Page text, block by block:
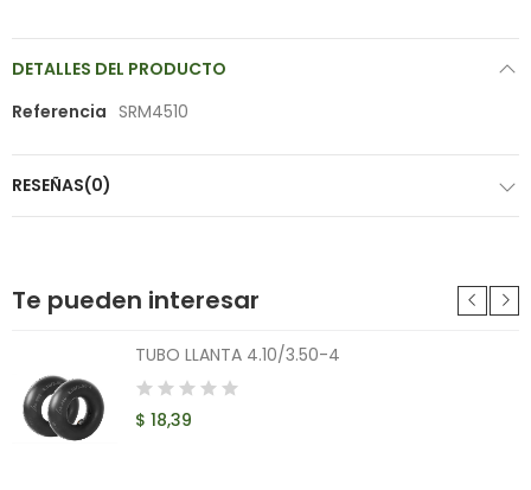
DETALLES DEL PRODUCTO
Referencia SRM4510
RESEÑAS(0)
Te pueden interesar
TUBO LLANTA 4.10/3.50-4
$ 18,39